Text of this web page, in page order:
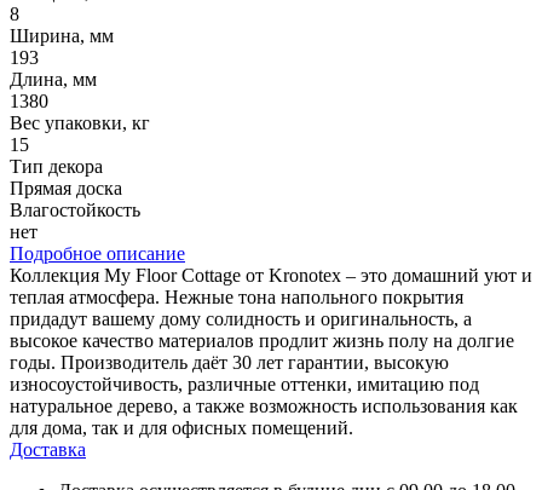
8
Ширина, мм
193
Длина, мм
1380
Вес упаковки, кг
15
Тип декора
Прямая доска
Влагостойкость
нет
Подробное описание
Коллекция My Floor Cottage от Kronotex – это домашний уют и
теплая атмосфера. Нежные тона напольного покрытия
придадут вашему дому солидность и оригинальность, а
высокое качество материалов продлит жизнь полу на долгие
годы. Производитель даёт 30 лет гарантии, высокую
износоустойчивость, различные оттенки, имитацию под
натуральное дерево, а также возможность использования как
для дома, так и для офисных помещений.
Доставка